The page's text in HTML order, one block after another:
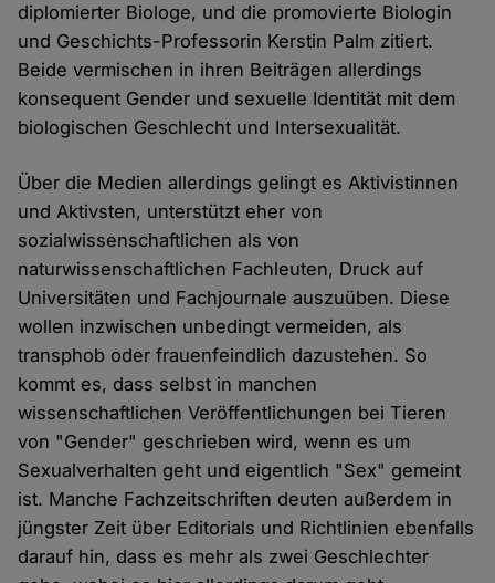
diplomierter Biologe, und die promovierte Biologin
und Geschichts-Professorin Kerstin Palm zitiert.
Beide vermischen in ihren Beiträgen allerdings
konsequent Gender und sexuelle Identität mit dem
biologischen Geschlecht und Intersexualität.
Über die Medien allerdings gelingt es Aktivistinnen
und Aktivsten, unterstützt eher von
sozialwissenschaftlichen als von
naturwissenschaftlichen Fachleuten, Druck auf
Universitäten und Fachjournale auszuüben. Diese
wollen inzwischen unbedingt vermeiden, als
transphob oder frauenfeindlich dazustehen. So
kommt es, dass selbst in manchen
wissenschaftlichen Veröffentlichungen bei Tieren
von "Gender" geschrieben wird, wenn es um
Sexualverhalten geht und eigentlich "Sex" gemeint
ist. Manche Fachzeitschriften deuten außerdem in
jüngster Zeit über Editorials und Richtlinien ebenfalls
darauf hin, dass es mehr als zwei Geschlechter